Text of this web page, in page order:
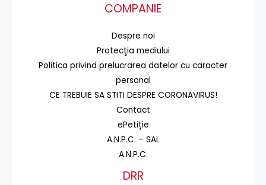
COMPANIE
Despre noi
Protecţia mediului
Politica privind prelucrarea datelor cu caracter
personal
CE TREBUIE SA STITI DESPRE CORONAVIRUS!
Contact
ePetiție
A.N.P.C. – SAL
A.N.P.C.
DRR